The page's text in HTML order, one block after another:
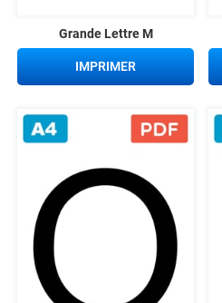
Grande Lettre M
IMPRIMER